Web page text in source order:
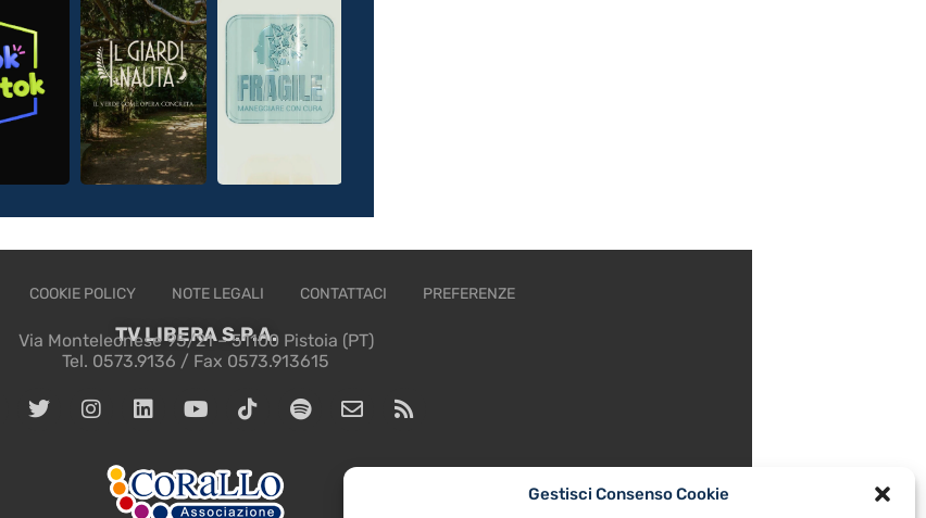
Gestisci Consenso Cookie
COOKIE POLICY NOTE LEGALI CONTATTACI PREFERENZE
TV LIBERA S.P.A.
Via Monteleonese 95/21 – 51100 Pistoia (PT)
Tel. 0573.9136 / Fax 0573.913615